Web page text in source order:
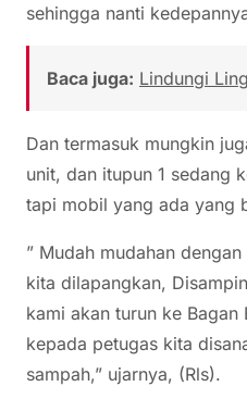
sehingga nanti
Baca juga: Lindungi
Dan termasuk mungkin
unit, dan itupun 1 sedang
tapi mobil yang ada yang
” Mudah mudahan
kita dilapangkan,
kami akan turun ke
kepada petugas kita
sampah,” ujarnya, (Rls).